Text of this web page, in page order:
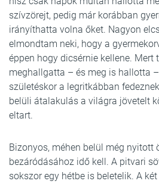
szívzörejt, pedig már korábban
irányíthatta volna őket. Nagyon
elmondtam neki, hogy a
éppen hogy dicsérnie kellene.
meghallgatta – és meg is hallotta
születéskor a legritkábban
belüli átalakulás a világra jövetelt
eltart.
Bizonyos, méhen belül még nyitott
bezáródásához idő kell. A pitvari
sokszor egy hétbe is beletelik. A